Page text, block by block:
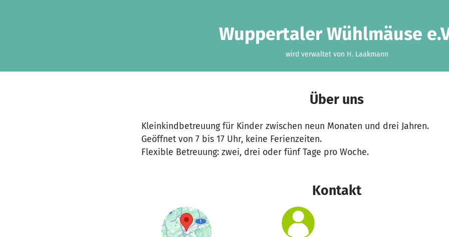
Wuppertaler Wühlmäuse
wird verwaltet von H. Laakmann
Über uns
Kleinkindbetreuung für Kinder zwischen neun Monaten und drei Jahren.
Geöffnet von 7 bis 17 Uhr, keine Ferienzeiten.
Flexible Betreuung: zwei, drei oder fünf Tage pro Woche.
Kontakt